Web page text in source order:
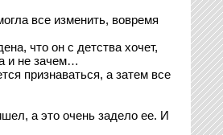
все изменить, вовремя
что он с детства хочет,
и не зачем…
признаваться, а затем все
а это очень задело ее. И